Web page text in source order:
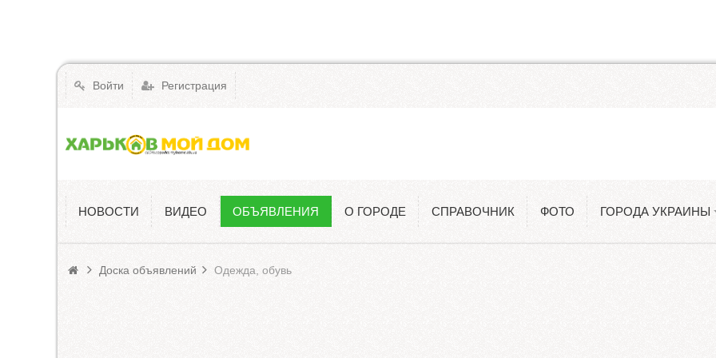
Войти Регистрация
Объявления
НОВОСТИ ВИДЕО ОБЪЯВЛЕНИЯ О ГОРОДЕ СПРАВОЧНИК ФОТО ГОРОДА УКРАИНЫ
Киев
Доска объявлений Одежда, обувь